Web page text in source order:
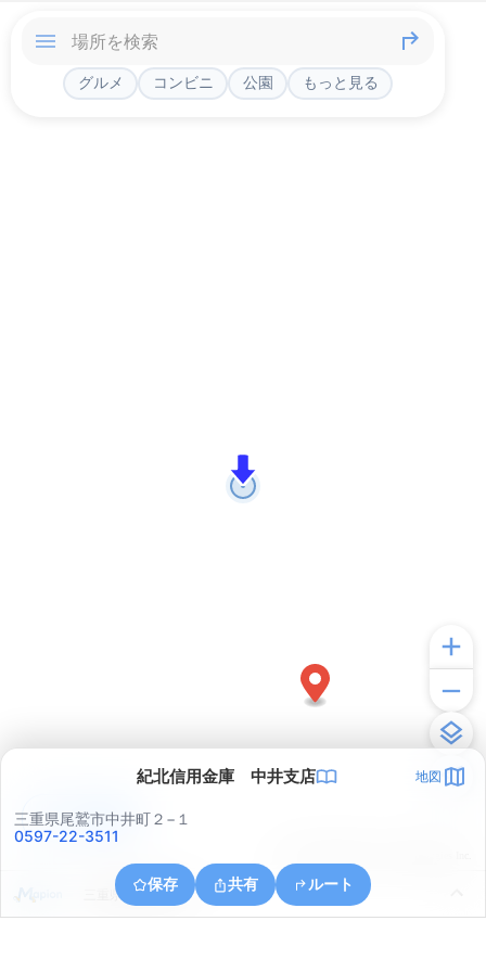
グルメ コンビニ 公園 もっと見る
紀北信用金庫 中井支店 地図
三重県尾鷲市中井町２−１
0597-22-3511
保存 共有 ルート
三重県尾鷲市南浦
アプリで見る